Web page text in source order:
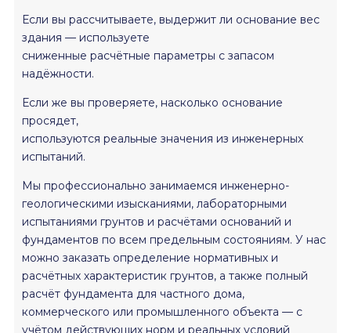
Если вы рассчитываете, выдержит ли основание вес
здания — используете
сниженные расчётные параметры с запасом
надёжности.
Если же вы проверяете, насколько основание
просядет,
используются реальные значения из инженерных
испытаний.
Мы профессионально занимаемся инженерно-
геологическими изысканиями, лабораторными
испытаниями грунтов и расчётами оснований и
фундаментов по всем предельным состояниям. У нас
можно заказать определение нормативных и
расчётных характеристик грунтов, а также полный
расчёт фундамента для частного дома,
коммерческого или промышленного объекта — с
учётом действующих норм и реальных условий